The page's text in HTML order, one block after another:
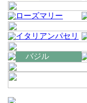
ローズマリー
イタリアンパセリ
バジル